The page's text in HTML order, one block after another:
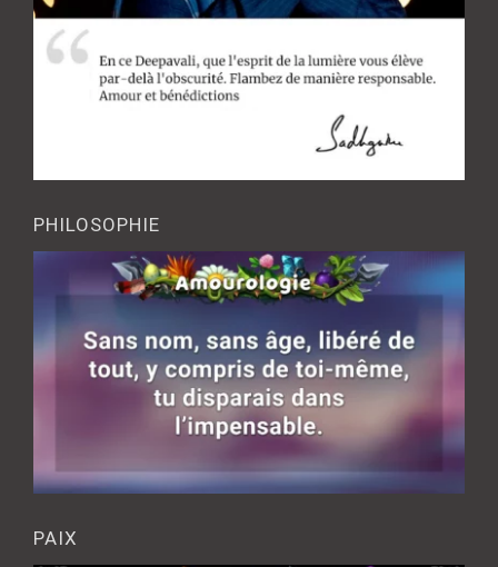
PHILOSOPHIE
PAIX